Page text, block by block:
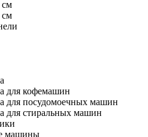
для кофемашин
для посудомоечных машин
для стиральных машин
машины